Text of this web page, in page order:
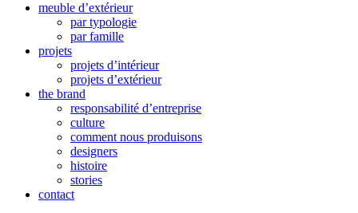
meuble d’extérieur
par typologie
par famille
projets
projets d’intérieur
projets d’extérieur
the brand
responsabilité d’entreprise
culture
comment nous produisons
designers
histoire
stories
contact